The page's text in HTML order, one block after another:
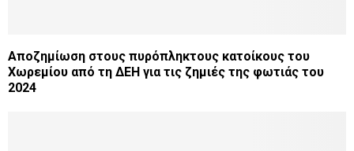
Αποζημίωση στους πυρόπληκτους κατοίκους του
Χωρεμίου από τη ΔΕΗ για τις ζημιές της φωτιάς του
2024